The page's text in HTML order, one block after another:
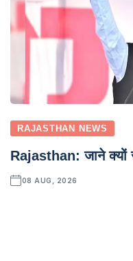
RAJASTHAN NEWS
Rajasthan: जाने क्यों
08 AUG, 2026